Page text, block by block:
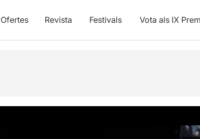
Ofertes Revista Festivals Vota als IX
Fotos i vídeos Opinions Info pràctica Articles